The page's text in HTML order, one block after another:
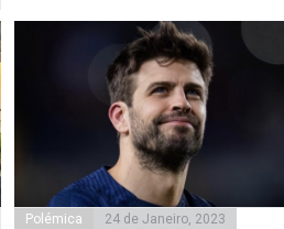
Polémica 24 de Janeiro, 2023